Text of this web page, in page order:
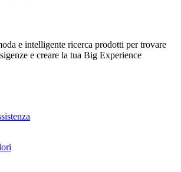
e intelligente ricerca prodotti per trovare
e creare la tua Big Experience